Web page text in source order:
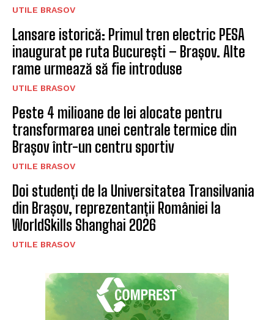
UTILE BRASOV
Lansare istorică: Primul tren electric PESA
inaugurat pe ruta București – Brașov. Alte
rame urmează să fie introduse
UTILE BRASOV
Peste 4 milioane de lei alocate pentru
transformarea unei centrale termice din
Brașov într-un centru sportiv
UTILE BRASOV
Doi studenți de la Universitatea Transilvania
din Brașov, reprezentanții României la
WorldSkills Shanghai 2026
UTILE BRASOV